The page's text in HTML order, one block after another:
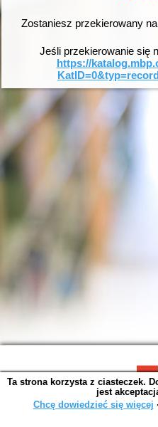
Zostaniesz przekierowany
Jeśli przekierowanie się
https://
SOWA OPAC v.
Ta strona korzysta z ciasteczek.
jest
Chcę dowiedzieć się więcej ∙